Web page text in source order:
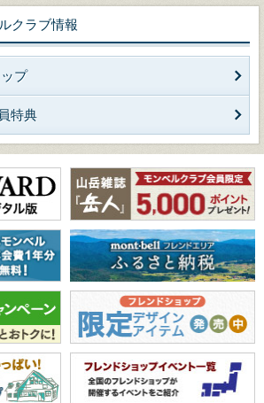
クラブ情報
プ
特典